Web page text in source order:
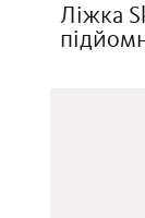
Ліжка